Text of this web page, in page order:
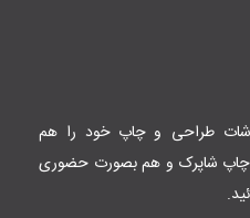
طراحی و چاپ خود را هم
چاپ شاپرک و هم بصورت حضوری